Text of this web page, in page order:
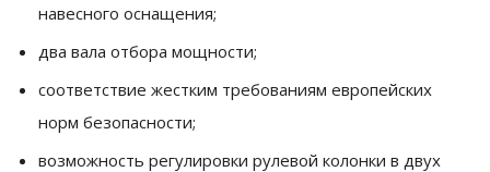
навесного оснащения;
два вала отбора мощности;
соответствие жестким требованиям европейских
норм безопасности;
возможность регулировки рулевой колонки в двух